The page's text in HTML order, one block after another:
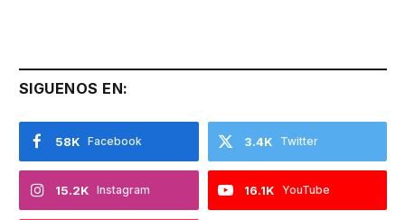
SIGUENOS EN:
Facebook
58K Twitter
3.4K
Instagram
15.2K YouTube
16.1K